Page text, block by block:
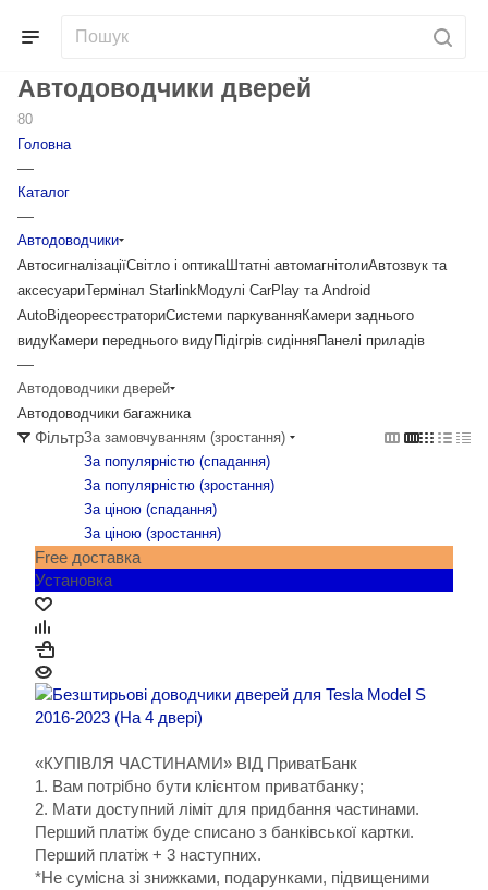
Автодоводчики дверей
80
Головна
—
Каталог
—
Автодоводчики
АвтосигналізаціїСвітло і оптикаШтатні автомагнітолиАвтозвук та
аксесуариТермінал StarlinkМодулі CarPlay та Android
AutoВідеореєстраториСистеми паркуванняКамери заднього
видуКамери переднього видуПідігрів сидінняПанелі приладів
—
Автодоводчики дверей
Автодоводчики багажника
ФільтрЗа замовчуванням (зростання)
За популярністю (cпадання)
За популярністю (зростання)
За ціною (cпадання)
За ціною (зростання)
Free доставка
Установка
«КУПІВЛЯ ЧАСТИНАМИ» ВІД ПриватБанк
1. Вам потрібно бути клієнтом приватбанку;
2. Мати доступний ліміт для придбання частинами.
Перший платіж буде списано з банківської картки.
Перший платіж + 3 наступних.
*Не сумісна зі знижками, подарунками, підвищеними